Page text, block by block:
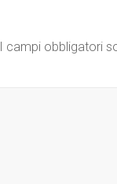
I campi obbligatori